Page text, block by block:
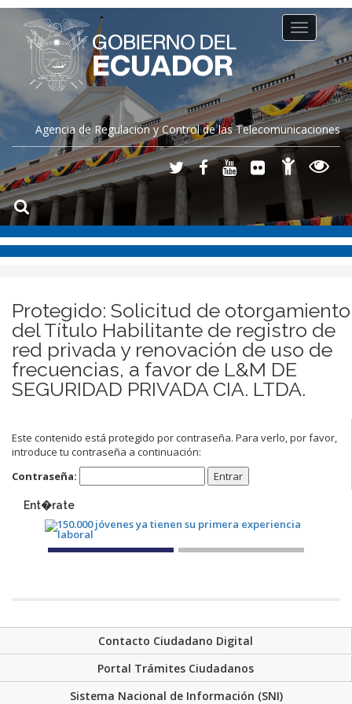
Agencia de Regulación y Control de las Telecomunicaciones
Toggle
navigation
Protegido: Solicitud de otorgamiento
del Título Habilitante de registro de
red privada y renovación de uso de
frecuencias, a favor de L&M DE
SEGURIDAD PRIVADA CIA. LTDA.
Este contenido está protegido por contraseña. Para verlo, por favor,
introduce tu contraseña a continuación:
Contraseña:
Ent�rate
Contacto Ciudadano Digital
Portal Trámites Ciudadanos
Sistema Nacional de Información (SNI)